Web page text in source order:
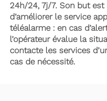
24h/24, 7j/7. Son but est
d’améliorer le service
téléalarme : en cas
l’opérateur évalue la
contacte les services
cas de nécessité.